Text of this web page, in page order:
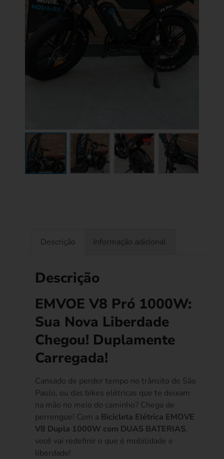
Descrição Informação adicional
Descrição
EMVOE V8 Pró 1000W:
Sua Nova Liberdade
Chegou! Duplamente
Carregada!
Cansado de perder tempo no trânsito de São
Paulo, ou das bikes elétricas que te deixam
na mão no meio do caminho? Chega de
perrengue! Com a Bicicleta Elétrica EMOVE
V8 Dupla 1000W com DUAS BATERIAS,
você vai redefinir o que é mobilidade e
liberdade!